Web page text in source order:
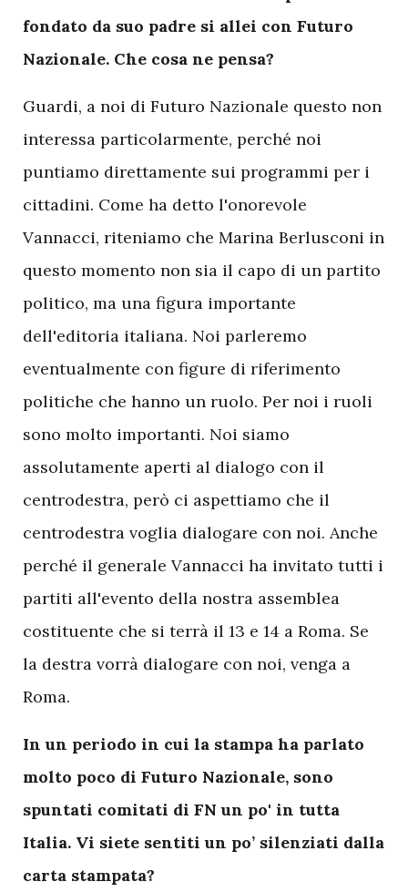
fondato da suo padre si allei con Futuro
Nazionale. Che cosa ne pensa?
Guardi, a noi di Futuro Nazionale questo non
interessa particolarmente, perché noi
puntiamo direttamente sui programmi per i
cittadini. Come ha detto l'onorevole
Vannacci, riteniamo che Marina Berlusconi in
questo momento non sia il capo di un partito
politico, ma una figura importante
dell'editoria italiana. Noi parleremo
eventualmente con figure di riferimento
politiche che hanno un ruolo. Per noi i ruoli
sono molto importanti. Noi siamo
assolutamente aperti al dialogo con il
centrodestra, però ci aspettiamo che il
centrodestra voglia dialogare con noi. Anche
perché il generale Vannacci ha invitato tutti i
partiti all'evento della nostra assemblea
costituente che si terrà il 13 e 14 a Roma. Se
la destra vorrà dialogare con noi, venga a
Roma.
In un periodo in cui la stampa ha parlato
molto poco di Futuro Nazionale, sono
spuntati comitati di FN un po' in tutta
Italia. Vi siete sentiti un po’ silenziati dalla
carta stampata?